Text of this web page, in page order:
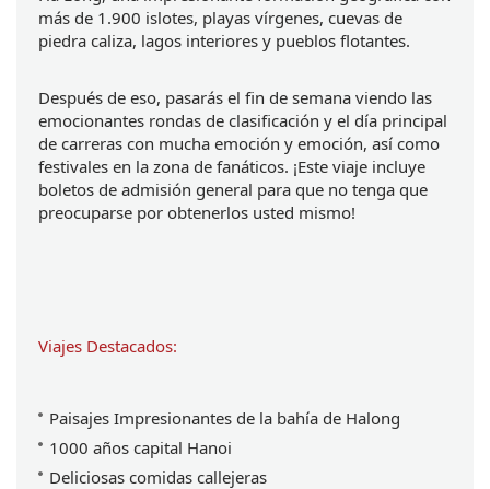
más de 1.900 islotes, playas vírgenes, cuevas de
piedra caliza, lagos interiores y pueblos flotantes.
Después de eso, pasarás el fin de semana viendo las
emocionantes rondas de clasificación y el día principal
de carreras con mucha emoción y emoción, así como
festivales en la zona de fanáticos. ¡Este viaje incluye
boletos de admisión general para que no tenga que
preocuparse por obtenerlos usted mismo!
Viajes Destacados:
Paisajes Impresionantes de la bahía de Halong
1000 años capital Hanoi
Deliciosas comidas callejeras